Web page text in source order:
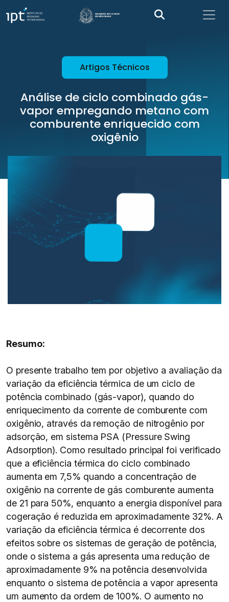
Artigos Técnicos
Análise de ciclo combinado gás-
vapor empregando metano com
comburente enriquecido com
oxigênio
Resumo:
O presente trabalho tem por objetivo a avaliação da
variação da eficiência térmica de um ciclo de
potência combinado (gás-vapor), quando do
enriquecimento da corrente de comburente com
oxigênio, através da remoção de nitrogênio por
adsorção, em sistema PSA (Pressure Swing
Adsorption). Como resultado principal foi verificado
que a eficiência térmica do ciclo combinado
aumenta em 7,5% quando a concentração de
oxigênio na corrente de gás comburente aumenta
de 21 para 50%, enquanto a energia disponível para
cogeração é reduzida em aproximadamente 32%. A
variação da eficiência térmica é decorrente dos
efeitos sobre os sistemas de geração de potência,
onde o sistema a gás apresenta uma redução de
aproximadamente 9% na potência desenvolvida
enquanto o sistema de potência a vapor apresenta
um aumento da ordem de 100%. O aumento no